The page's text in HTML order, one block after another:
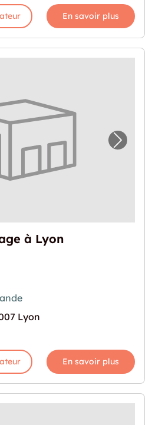
En savoir plus
pour "Centre de
à Lyon
Lyon
En savoir plus